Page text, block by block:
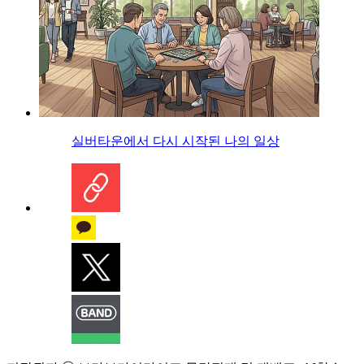
실버타운에서 다시 시작된 나의 일상